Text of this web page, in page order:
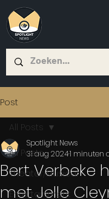
Post
All Posts
Theater/Musical
Entertainment
All Posts
Bert Verbeke
met Jelle
Spotlight News
31 aug 20241 minuten